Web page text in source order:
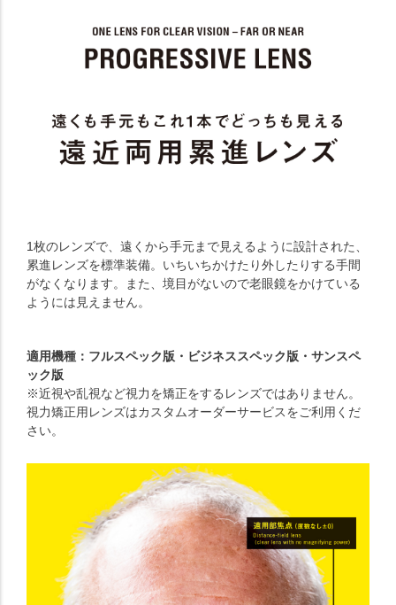
1枚のレンズで、遠くから手元まで見えるように設計された、
累進レンズを標準装備。いちいちかけたり外したりする手間
がなくなります。また、境目がないので老眼鏡をかけている
ようには見えません。
適用機種：フルスペック版・ビジネススペック版・サンスペ
ック版
※近視や乱視など視力を矯正をするレンズではありません。
視力矯正用レンズはカスタムオーダーサービスをご利用くだ
さい。